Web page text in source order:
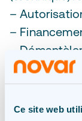
Ce site web
–
–
–
Un
projet.